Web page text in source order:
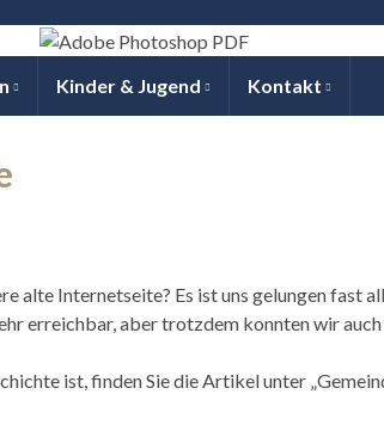
Kinder & Jugend Kontakt
alte Internetseite? Es ist uns gelungen fast
erreichbar, aber trotzdem konnten wir
ist, finden Sie die Artikel unter